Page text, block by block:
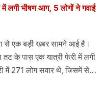
में लगी भीषण आग, 5 लोगों ने गवाई
से एक बड़ी खबर सामने आई है।
तट के पास एक यात्री फेरी में लगी
में 271 लोग सवार थे, जिसमें से